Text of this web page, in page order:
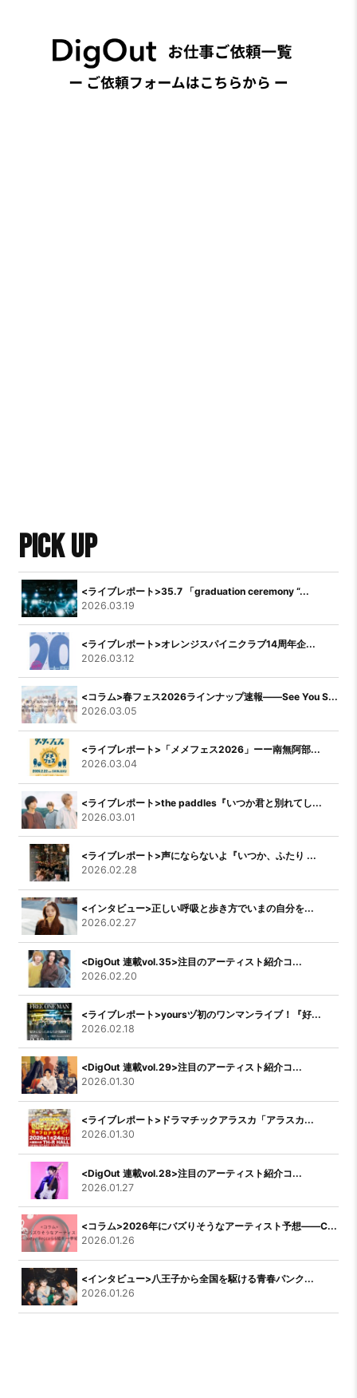
PICK UP
<ライブレポート>35.7 「graduation ceremony “...
2026.03.19
<ライブレポート>オレンジスパイニクラブ14周年企...
2026.03.12
<コラム>春フェス2026ラインナップ速報――See You S...
2026.03.05
<ライブレポート>「メメフェス2026」ーー南無阿部...
2026.03.04
<ライブレポート>the paddles『いつか君と別れてし...
2026.03.01
<ライブレポート>声にならないよ『いつか、ふたり ...
2026.02.28
<インタビュー>正しい呼吸と歩き方でいまの自分を...
2026.02.27
<DigOut 連載vol.35>注目のアーティスト紹介コ...
2026.02.20
<ライブレポート>yoursヅ初のワンマンライブ！『好...
2026.02.18
<DigOut 連載vol.29>注目のアーティスト紹介コ...
2026.01.30
<ライブレポート>ドラマチックアラスカ「アラスカ...
2026.01.30
<DigOut 連載vol.28>注目のアーティスト紹介コ...
2026.01.27
<コラム>2026年にバズりそうなアーティスト予想――C...
2026.01.26
<インタビュー>八王子から全国を駆ける青春パンク...
2026.01.26